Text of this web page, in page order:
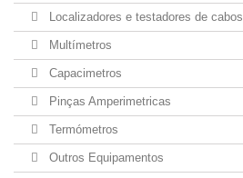
Localizadores e testadores de cabos
Multímetros
Capacimetros
Pinças Amperimetricas
Termómetros
Outros Equipamentos